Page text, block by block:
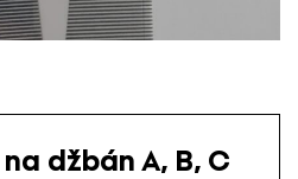
džbán A, B, C